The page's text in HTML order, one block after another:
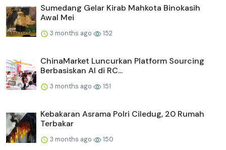
Sumedang Gelar Kirab Mahkota Binokasih
Awal Mei
3 months ago 152
ChinaMarket Luncurkan Platform Sourcing
Berbasiskan AI di RC...
3 months ago 151
Kebakaran Asrama Polri Ciledug, 20 Rumah
Terbakar
3 months ago 150